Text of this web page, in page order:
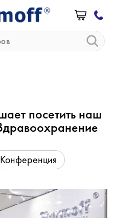
посетить наш
Конференция